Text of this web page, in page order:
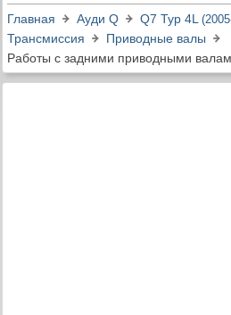
Главная Ауди Q Q7 Typ 4L
Трансмиссия
Приводные валы
Работы с задними приводными